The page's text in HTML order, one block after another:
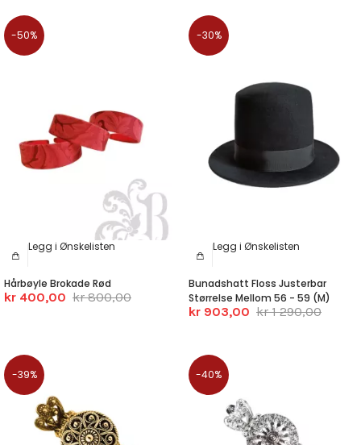
-50%
Legg i Ønskelisten
Hårbøyle Brokade Rød
kr 400,00 kr 800,00
-30%
Legg i Ønskelisten
Bunadshatt Floss Justerbar
Størrelse Mellom 56 - 59 (M)
kr 903,00 kr 1 290,00
-39% -40%